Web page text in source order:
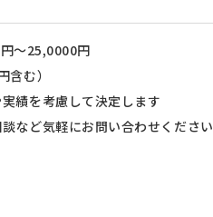
～25,0000円
含む）
績を考慮して決定します
など気軽にお問い合わせください